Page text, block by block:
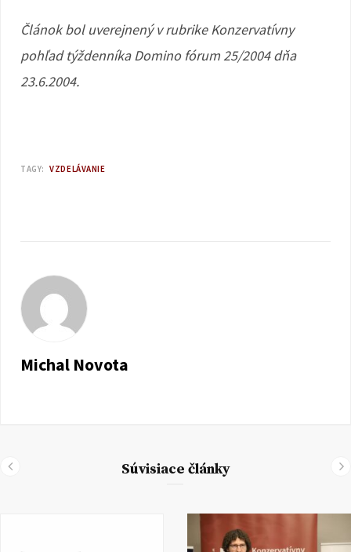
Článok bol uverejnený v rubrike Konzervatívny
pohľad týždenníka Domino fórum 25/2004 dňa
23.6.2004.
TAGY: VZDELÁVANIE
Michal Novota
Súvisiace články